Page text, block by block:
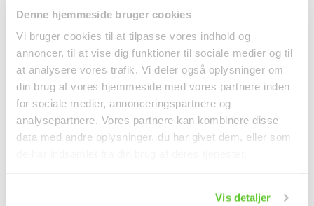
Denne hjemmeside bruger cookies
Vi bruger cookies til at tilpasse vores indhold og
annoncer, til at vise dig funktioner til sociale medier og til
at analysere vores trafik. Vi deler også oplysninger om
din brug af vores hjemmeside med vores partnere inden
for sociale medier, annonceringspartnere og
analysepartnere. Vores partnere kan kombinere disse
data med andre oplysninger, du har givet dem, eller som
Vis detaljer
Ristede Kastanjer 150g
Contiental Gourmet
28,00 kr.
Enoki Svampe 100g
Frugt og Grønt
15,00 kr.